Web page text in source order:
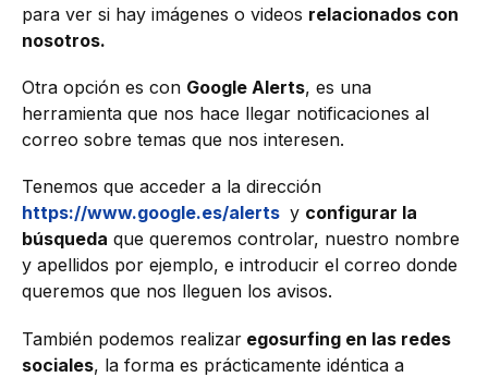
para ver si hay imágenes o videos relacionados con
nosotros.
Otra opción es con Google Alerts, es una
herramienta que nos hace llegar notificaciones al
correo sobre temas que nos interesen.
Tenemos que acceder a la dirección
https://www.google.es/alerts y configurar la
búsqueda que queremos controlar, nuestro nombre
y apellidos por ejemplo, e introducir el correo donde
queremos que nos lleguen los avisos.
También podemos realizar egosurfing en las redes
sociales, la forma es prácticamente idéntica a